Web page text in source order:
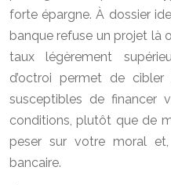
forte épargne. À dossier
banque refuse un projet là
taux légèrement
d’octroi permet de
susceptibles de financer
conditions, plutôt que de
peser sur votre moral
bancaire.